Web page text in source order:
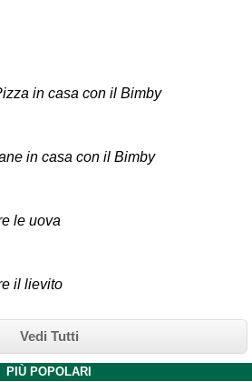
in casa con il Bimby
in casa con il Bimby
le uova
il lievito
Vedi Tutti
PIÙ POPOLARI